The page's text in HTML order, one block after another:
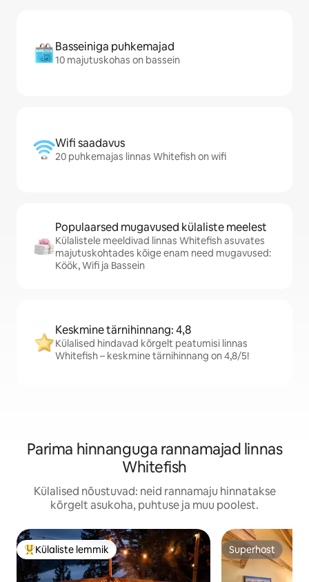
Basseiniga puhkemajad
10 majutuskohas on bassein
Wifi saadavus
20 puhkemajas linnas Whitefish on wifi
Populaarsed mugavused külaliste meelest
Külalistele meeldivad linnas Whitefish asuvates
majutuskohtades kõige enam need mugavused:
Köök, Wifi ja Bassein
Keskmine tärnihinnang: 4,8
Külalised hindavad kõrgelt peatumisi linnas
Whitefish – keskmine tärnihinnang on 4,8/5!
Parima hinnanguga rannamajad linnas
Whitefish
Külalised nõustuvad: neid rannamaju hinnatakse
kõrgelt asukoha, puhtuse ja muu poolest.
Külaliste suur lemmik
Külaliste lemmik Superhost
Superhost